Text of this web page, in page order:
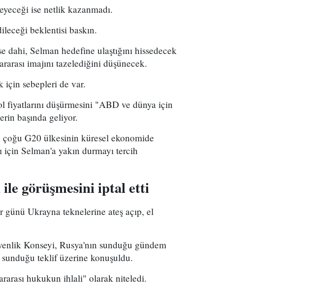
ise netlik kazanmadı.
beklentisi baskın.
Selman hedefine ulaştığını hissedecek
imajını tazelediğini düşünecek.
için sebepleri de var.
fiyatlarını düşürmesini "ABD ve dünya için
başında geliyor.
G20 ülkesinin küresel ekonomide
Selman'a yakın durmayı tercih
görüşmesini iptal etti
Ukrayna teknelerine ateş açıp, el
Konseyi, Rusya'nın sunduğu gündem
teklif üzerine konuşuldu.
hukukun ihlali" olarak niteledi.